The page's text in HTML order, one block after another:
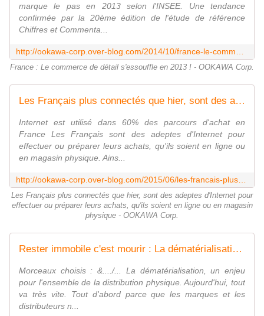
marque le pas en 2013 selon l'INSEE. Une tendance
confirmée par la 20ème édition de l'étude de référence
Chiffres et Commenta...
France : Le commerce de détail s'essouffle en 2013 ! - OOKAWA Corp.
Les Français plus connectés que hier, sont des adeptes d'Internet pour effectuer ou préparer leurs achats, qu'ils soient en ligne ou en magasin physique - OOKAWA Corp.
Internet est utilisé dans 60% des parcours d'achat en
France Les Français sont des adeptes d'Internet pour
effectuer ou préparer leurs achats, qu'ils soient en ligne ou
en magasin physique. Ains...
Les Français plus connectés que hier, sont des adeptes d'Internet pour
effectuer ou préparer leurs achats, qu'ils soient en ligne ou en magasin
physique - OOKAWA Corp.
Rester immobile c'est mourir : La dématérialisation, un enjeu pour l'ensemble de la distribution physique - OOKAWA Corp.
Morceaux choisis : &..../... La dématérialisation, un enjeu
pour l'ensemble de la distribution physique. Aujourd'hui, tout
va très vite. Tout d'abord parce que les marques et les
distributeurs n...